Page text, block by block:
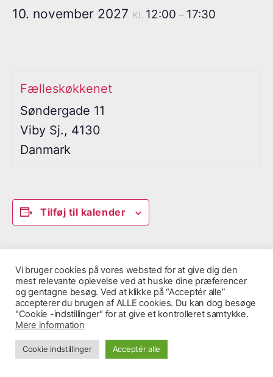
10. november 2027 Kl. 12:00 – 17:30
Fælleskøkkenet
Søndergade 11
Viby Sj., 4130
Danmark
Tilføj til kalender
B
e
g
i
© 2026Vores Cosmos
Vi bruger cookies på vores websted for at give dig den
mest relevante oplevelse ved at huske dine præferencer
og gentagne besøg. Ved at klikke på “Acceptér alle”
accepterer du brugen af ​​ALLE cookies. Du kan dog besøge
"Cookie -indstillinger" for at give et kontrolleret samtykke.
Mere information
Cookie indstillinger Acceptér alle